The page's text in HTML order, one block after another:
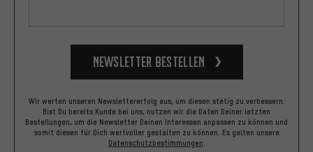
Newsletter bestellen
Wir werten unseren Newslettererfolg aus, um diesen stetig zu verbessern.
Bist Du bereits Kunde bei uns, nutzen wir die Daten Deiner letzten
Bestellungen, um die Newsletter Deinen Interessen anpassen zu können und
somit diesen für Dich wertvoller gestalten zu können. Es gelten unsere
Datenschutzbestimmungen.